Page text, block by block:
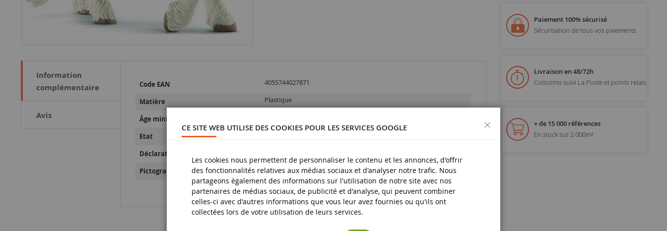
Information
complémentaire
Avis
d’information
Code EAN 4055744027871
Matière Plastique
Âge minimum
Etat
Déclaration de Sécurité des produits
Pictogramme de sécurité Marquage CE
Paiement 100% sécurisé
Sécurisation de tous vos paiements
Livraison en 48/72h
Colissimo suivi La Poste et points relais
+ de 15 000 références
En stock sur 2 000m²
CE SITE WEB UTILISE DES COOKIES POUR LES SERVICES GOOGLE
Fermer
Les cookies nous permettent de personnaliser le contenu et les annonces, d'offrir
des fonctionnalités relatives aux médias sociaux et d'analyser notre trafic. Nous
partageons également des informations sur l'utilisation de notre site avec nos
partenaires de médias sociaux, de publicité et d'analyse, qui peuvent combiner
celles-ci avec d'autres informations que vous leur avez fournies ou qu'ils ont
collectées lors de votre utilisation de leurs services.